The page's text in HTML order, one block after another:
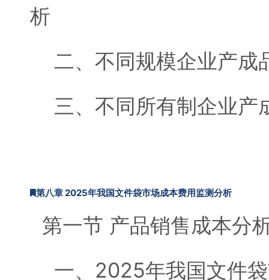
析
二、不同规模企业产成
三、不同所有制企业产
第八章 2025年我国文件袋市场成本费用监测分析
第一节 产品销售成本分
一、2025年我国文件